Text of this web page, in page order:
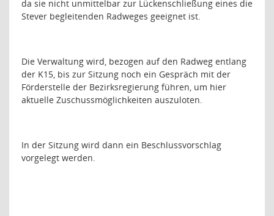
da sie nicht unmittelbar zur Lückenschließung eines die
Stever begleitenden Radweges geeignet ist.
Die Verwaltung wird, bezogen auf den Radweg entlang
der K15, bis zur Sitzung noch ein Gespräch mit der
Förderstelle der Bezirksregierung führen, um hier
aktuelle Zuschussmöglichkeiten auszuloten.
In der Sitzung wird dann ein Beschlussvorschlag
vorgelegt werden.